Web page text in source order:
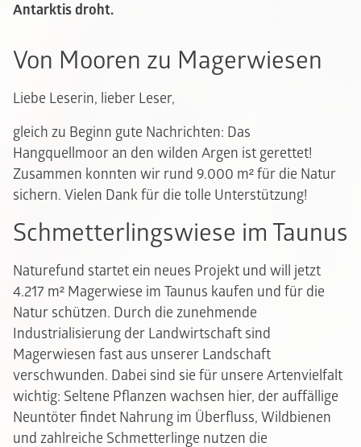
Antarktis droht.
Von Mooren zu Magerwiesen
Liebe Leserin, lieber Leser,
gleich zu Beginn gute Nachrichten: Das
Hangquellmoor an den wilden Argen ist gerettet!
Zusammen konnten wir rund 9.000 m² für die Natur
sichern. Vielen Dank für die tolle Unterstützung!
Schmetterlingswiese im Taunus
Naturefund startet ein neues Projekt und will jetzt
4.217 m² Magerwiese im Taunus kaufen und für die
Natur schützen. Durch die zunehmende
Industrialisierung der Landwirtschaft sind
Magerwiesen fast aus unserer Landschaft
verschwunden. Dabei sind sie für unsere Artenvielfalt
wichtig: Seltene Pflanzen wachsen hier, der auffällige
Neuntöter findet Nahrung im Überfluss, Wildbienen
und zahlreiche Schmetterlinge nutzen die